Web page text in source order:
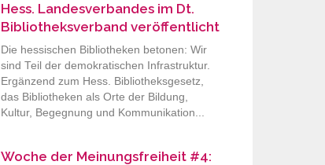
Hess. Landesverbandes im Dt.
Bibliotheksverband veröffentlicht
Die hessischen Bibliotheken betonen: Wir
sind Teil der demokratischen Infrastruktur.
Ergänzend zum Hess. Bibliotheksgesetz,
das Bibliotheken als Orte der Bildung,
Kultur, Begegnung und Kommunikation...
Woche der Meinungsfreiheit #4: